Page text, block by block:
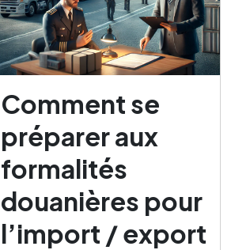
Comment se
préparer aux
formalités
douanières pour
l’import / export